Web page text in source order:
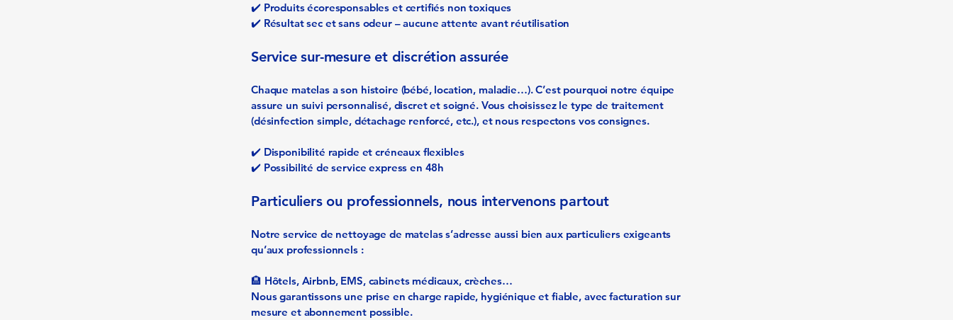
✔️ Produits écoresponsables et certifiés non toxiques
✔️ Résultat sec et sans odeur – aucune attente avant réutilisation
Service sur-mesure et discrétion assurée
Chaque matelas a son histoire (bébé, location, maladie…). C’est pourquoi notre équipe
assure un suivi personnalisé, discret et soigné. Vous choisissez le type de traitement
(désinfection simple, détachage renforcé, etc.), et nous respectons vos consignes.
✔️ Disponibilité rapide et créneaux flexibles
✔️ Possibilité de service express en 48h
Particuliers ou professionnels, nous intervenons partout
Notre service de nettoyage de matelas s’adresse aussi bien aux particuliers exigeants
qu’aux professionnels :
🏨 Hôtels, Airbnb, EMS, cabinets médicaux, crèches…
Nous garantissons une prise en charge rapide, hygiénique et fiable, avec facturation sur
mesure et abonnement possible.